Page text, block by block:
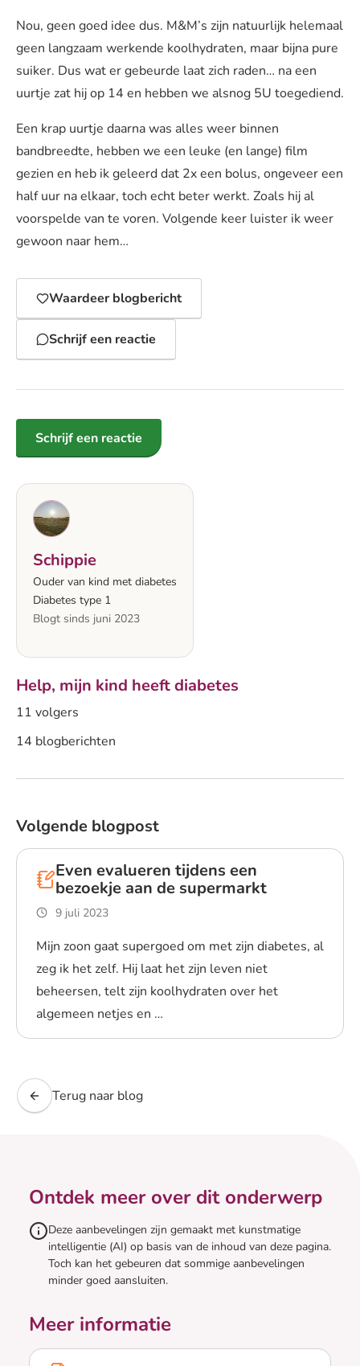
Nou, geen goed idee dus. M&M’s zijn natuurlijk helemaal
geen langzaam werkende koolhydraten, maar bijna pure
suiker. Dus wat er gebeurde laat zich raden… na een
uurtje zat hij op 14 en hebben we alsnog 5U toegediend.
Een krap uurtje daarna was alles weer binnen
bandbreedte, hebben we een leuke (en lange) film
gezien en heb ik geleerd dat 2x een bolus, ongeveer een
half uur na elkaar, toch echt beter werkt. Zoals hij al
voorspelde van te voren. Volgende keer luister ik weer
gewoon naar hem…
Waardeer blogbericht
Schrijf een reactie
Schrijf een reactie
Schippie
Ouder van kind met diabetes
Diabetes type 1
Blogt sinds juni 2023
Help, mijn kind heeft diabetes
11 volgers
14 blogberichten
Volgende blogpost
Even evalueren tijdens een
bezoekje aan de supermarkt
9 juli 2023
Mijn zoon gaat supergoed om met zijn diabetes, al
zeg ik het zelf. Hij laat het zijn leven niet
beheersen, telt zijn koolhydraten over het
algemeen netjes en …
Lees blogpost
Terug naar blog
Ontdek meer over dit onderwerp
Deze aanbevelingen zijn gemaakt met kunstmatige
intelligentie (AI) op basis van de inhoud van deze pagina.
Toch kan het gebeuren dat sommige aanbevelingen
minder goed aansluiten.
Meer informatie